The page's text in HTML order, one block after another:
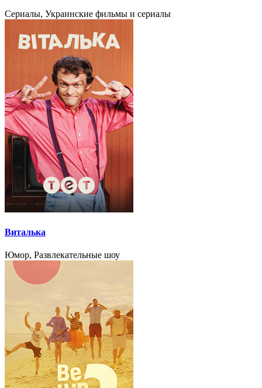
Сериалы, Украинские фильмы и сериалы
Виталька
Юмор, Развлекательные шоу